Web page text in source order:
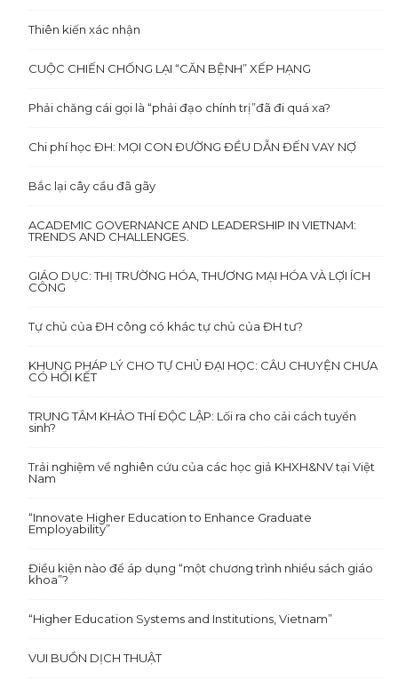
Thiên kiến xác nhận
CUỘC CHIẾN CHỐNG LẠI “CĂN BỆNH” XẾP HẠNG
Phải chăng cái gọi là “phải đạo chính trị”đã đi quá xa?
Chi phí học ĐH: MỌI CON ĐƯỜNG ĐỀU DẪN ĐẾN VAY NỢ
Bắc lại cây cầu đã gãy
ACADEMIC GOVERNANCE AND LEADERSHIP IN VIETNAM:
TRENDS AND CHALLENGES.
GIÁO DỤC: THỊ TRƯỜNG HÓA, THƯƠNG MẠI HÓA VÀ LỢI ÍCH
CÔNG
Tự chủ của ĐH công có khác tự chủ của ĐH tư?
KHUNG PHÁP LÝ CHO TỰ CHỦ ĐẠI HỌC: CÂU CHUYỆN CHƯA
CÓ HỒI KẾT
TRUNG TÂM KHẢO THÍ ĐỘC LẬP: Lối ra cho cải cách tuyển
sinh?
Trải nghiệm về nghiên cứu của các học giả KHXH&NV tại Việt
Nam
“Innovate Higher Education to Enhance Graduate
Employability”
Điều kiện nào để áp dụng “một chương trình nhiều sách giáo
khoa”?
“Higher Education Systems and Institutions, Vietnam”
VUI BUỒN DỊCH THUẬT